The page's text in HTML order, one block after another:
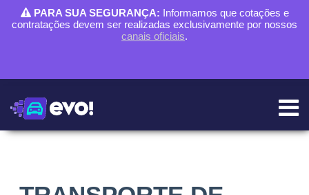
PARA SUA SEGURANÇA: Informamos que cotações e
contratações devem ser realizadas exclusivamente por nossos
canais oficiais.